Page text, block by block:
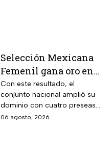
Selección Mexicana
Femenil gana oro en
Juegos
Centroamericanos; el
camino de México a la
gloria
Con este resultado, el
conjunto nacional amplió su
dominio con cuatro preseas
doradas de forma
06 agosto, 2026